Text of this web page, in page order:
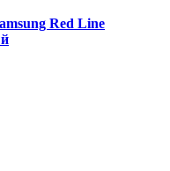
Red Line